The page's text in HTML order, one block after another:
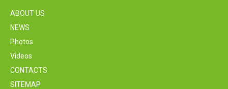
ABOUT US
NEWS
Photos
Videos
CONTACTS
SITEMAP